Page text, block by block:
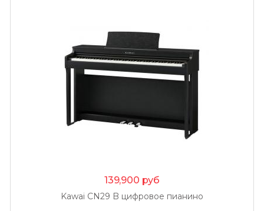
139,900 руб
Kawai CN29 B цифровое пианино